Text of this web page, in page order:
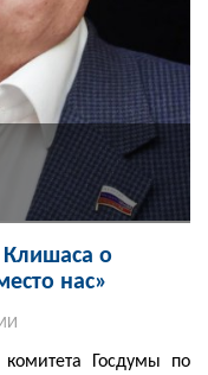
Клишаса о
нас»
комитета Госдумы по